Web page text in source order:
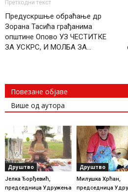
Претходни текст
Предускршње обраћање др
Зорана Тасића грађанима
општине Опово УЗ ЧЕСТИТКЕ
ЗА УСКРС, И МОЛБА ЗА…
Повезане објаве
Више од аутора
Друштво
Јелка Ђорђевић,
председница Удружења
Друштво
Милушка Хрћан,
председница